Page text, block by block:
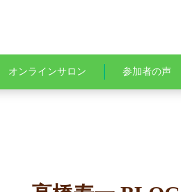
オンラインサロン 参加者の声